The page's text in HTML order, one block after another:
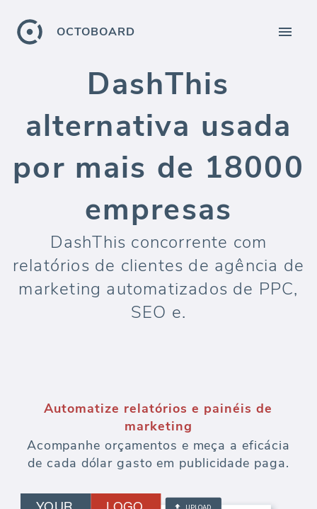
OCTOBOARD
DashThis
alternativa usada
por mais de 18000
empresas
DashThis concorrente com
relatórios de clientes de agência de
marketing automatizados de PPC,
SEO e.
Automatize relatórios e painéis de
marketing
Acompanhe orçamentos e meça a eficácia
de cada dólar gasto em publicidade paga.